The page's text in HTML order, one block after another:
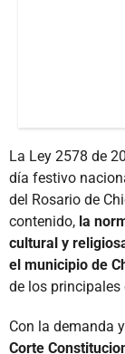
La Ley 2578 de
día festivo
del Rosario de
contenido, la
cultural y
el municipio de
de los principales
Con la demanda
Corte